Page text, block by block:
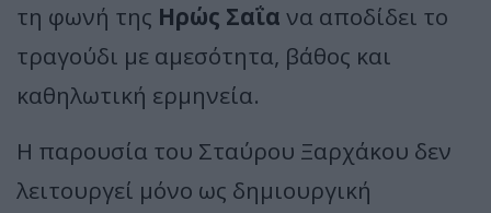
τη φωνή της Ηρώς Σαΐα να αποδίδει το
τραγούδι με αμεσότητα, βάθος και
καθηλωτική ερμηνεία.
Η παρουσία του Σταύρου Ξαρχάκου δεν
λειτουργεί μόνο ως δημιουργική